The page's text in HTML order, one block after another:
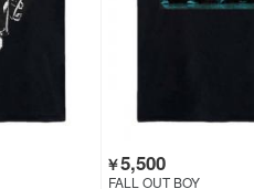
￥5,500
FALL OUT BOY